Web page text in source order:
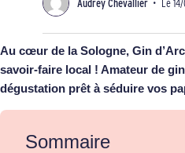
Audrey Chevallier • Le
Au cœur de la Sologne, Gin
savoir-faire local ! Amateur de
dégustation prêt à séduire vos
Sommaire